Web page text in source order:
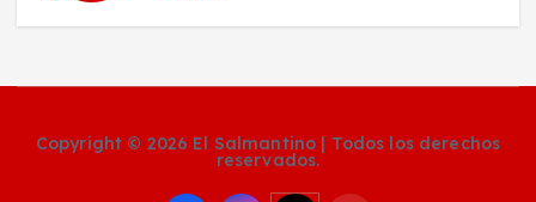
Copyright © 2026 El Salmantino | Todos los derechos
reservados.